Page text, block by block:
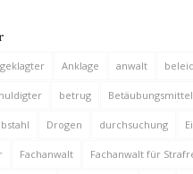
Anklage anwalt
betrug
Drogen durchsuchung
Fachanwalt Fachanwalt für